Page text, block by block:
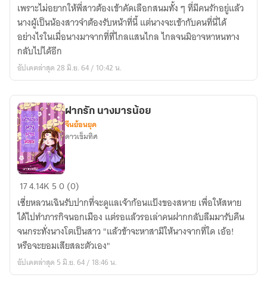
แห่ง
กาล
เวลา
(จบ)
เพราะไม่อยากให้พี่สาวต้องเข้าคัดเลือกสนมทั้ง ๆ ที่มีคนรักอยู่แล้ว
นางผู้เป็นน้องสาวจำต้องรับหน้าที่นี้ แต่นางจะเข้ากับคนที่นี่ได้
อย่างไรในเมื่อนางมาจากที่ที่ไกลแสนไกล ไกลจนมิอาจหาหนทาง
กลับไปได้อีก
อัปเดตล่าสุด 28 มิ.ย. 64 / 10:42 น.
ฝาก
รัก
นาง
มาร
น้อย
ฝากรัก นางมารน้อย
จีนย้อนยุค
ดาวเข็มทิศ
174.14K 50 (0)
เซี่ยหลวนเฉินรับปากที่จะดูแลเจ้าก้อนแป้งของสหาย เพื่อให้สหาย
ได้ไปทำภารกิจนอกเมือง แต่รอแล้วรอเล่าคนฝากกลับลืมมารับคืน
จนกระทั่งนางโตเป็นสาว "แล้วข้าจะหาสามีให้นางจากที่ใด เอ้อ!
หรือจะยอมเสียสละตัวเอง"
อัปเดตล่าสุด 5 มิ.ย. 64 / 18:46 น.